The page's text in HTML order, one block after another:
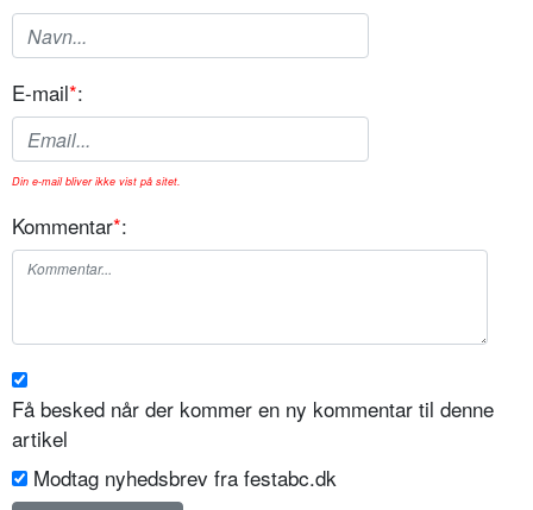
E-mail*:
Din e-mail bliver ikke vist på sitet.
Kommentar*:
Få besked når der kommer en ny kommentar til denne
artikel
Modtag nyhedsbrev fra festabc.dk